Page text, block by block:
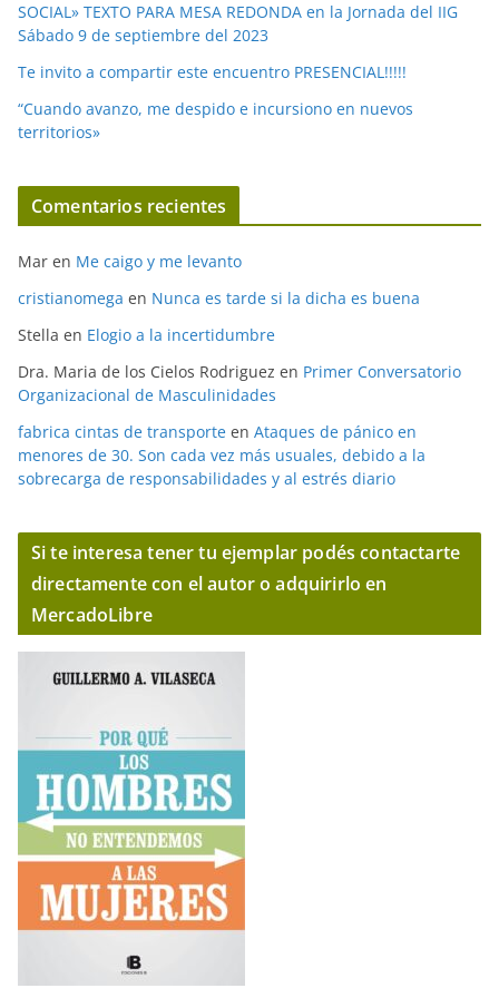
SOCIAL» TEXTO PARA MESA REDONDA en la Jornada del IIG
Sábado 9 de septiembre del 2023
Te invito a compartir este encuentro PRESENCIAL!!!!!
“Cuando avanzo, me despido e incursiono en nuevos
territorios»
Comentarios recientes
Mar en Me caigo y me levanto
cristianomega en Nunca es tarde si la dicha es buena
Stella en Elogio a la incertidumbre
Dra. Maria de los Cielos Rodriguez en Primer Conversatorio
Organizacional de Masculinidades
fabrica cintas de transporte en Ataques de pánico en
menores de 30. Son cada vez más usuales, debido a la
sobrecarga de responsabilidades y al estrés diario
Si te interesa tener tu ejemplar podés contactarte
directamente con el autor o adquirirlo en
MercadoLibre